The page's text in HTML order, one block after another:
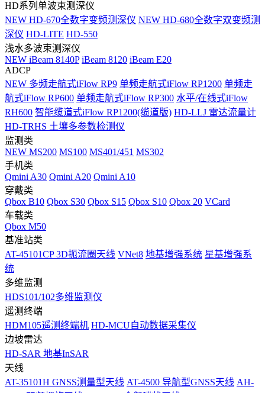
HD系列单波束测深仪
NEW HD-670全数字变频测深仪 NEW HD-680全数字双变频测
深仪 HD-LITE HD-550
浅水多波束测深仪
NEW iBeam 8140P iBeam 8120 iBeam E20
ADCP
NEW 多频走航式iFlow RP9 单频走航式iFlow RP1200 单频走
航式iFlow RP600 单频走航式iFlow RP300 水平/在线式iFlow
RH600 智能缆道式iFlow RP1200(缆道版) HD-LLJ 雷达流量计
HD-TRHS 土壤多参数检测仪
监测类
NEW MS200 MS100 MS401/451 MS302
手机类
Qmini A30 Qmini A20 Qmini A10
穿戴类
Qbox B10 Qbox S30 Qbox S15 Qbox S10 Qbox 20 VCard
车载类
Qbox M50
基准站类
AT-45101CP 3D扼流圈天线 VNet8 地基增强系统 星基增强系
统
多维监测
HDS101/102多维监测仪
遥测终端
HDM105遥测终端机 HD-MCU自动数据采集仪
边坡雷达
HD-SAR 地基InSAR
天线
AT-35101H GNSS测量型天线 AT-4500 导航型GNSS天线 AH-